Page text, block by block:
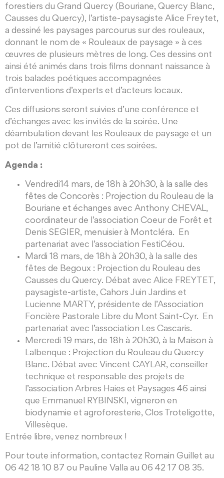
forestiers du Grand Quercy (Bouriane, Quercy Blanc,
Causses du Quercy), l’artiste-paysagiste Alice Freytet,
a dessiné les paysages parcourus sur des rouleaux,
donnant le nom de « Rouleaux de paysage » à ces
œuvres de plusieurs mètres de long. Ces dessins ont
ainsi été animés dans trois films donnant naissance à
trois balades poétiques accompagnées
d’interventions d’experts et d’acteurs locaux.
Ces diffusions seront suivies d’une conférence et
d’échanges avec les invités de la soirée. Une
déambulation devant les Rouleaux de paysage et un
pot de l’amitié clôtureront ces soirées.
Agenda :
Vendredi14 mars, de 18h à 20h30, à la salle des
fêtes de Concorès : Projection du Rouleau de la
Bouriane et échanges avec Anthony CHEVAL,
coordinateur de l’association Coeur de Forêt et
Denis SEGIER, menuisier à Montcléra. En
partenariat avec l’association FestiCéou.
Mardi 18 mars, de 18h à 20h30, à la salle des
fêtes de Begoux : Projection du Rouleau des
Causses du Quercy. Débat avec Alice FREYTET,
paysagiste-artiste, Cahors Juin Jardins et
Lucienne MARTY, présidente de l’Association
Foncière Pastorale Libre du Mont Saint-Cyr. En
partenariat avec l’association Les Cascaris.
Mercredi 19 mars, de 18h à 20h30, à la Maison à
Lalbenque : Projection du Rouleau du Quercy
Blanc. Débat avec Vincent CAYLAR, conseiller
technique et responsable des projets de
l’association Arbres Haies et Paysages 46 ainsi
que Emmanuel RYBINSKI, vigneron en
biodynamie et agroforesterie, Clos Troteligotte,
Villesèque.
Entrée libre, venez nombreux !
Pour toute information, contactez Romain Guillet au
06 42 18 10 87 ou Pauline Valla au 06 42 17 08 35.